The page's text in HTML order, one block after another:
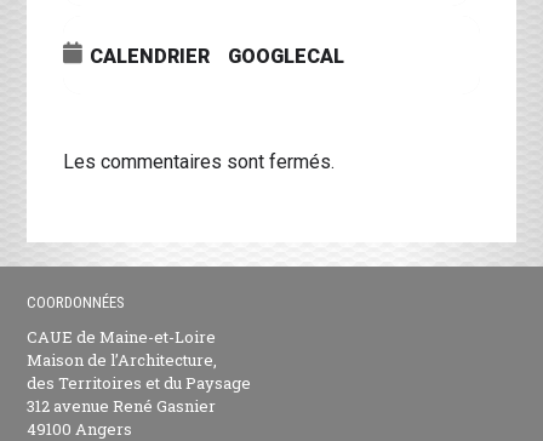
CALENDRIER GOOGLECAL
Les commentaires sont fermés.
COORDONNÉES
CAUE de Maine-et-Loire
Maison de l’Architecture,
des Territoires et du Paysage
312 avenue René Gasnier
49100 Angers